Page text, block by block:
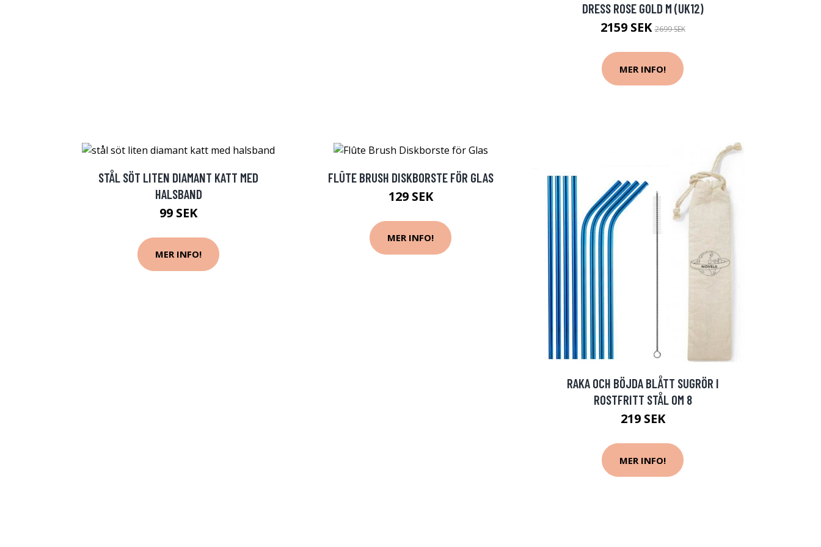
DRESS ROSE GOLD M (UK12)
2159 SEK2699 SEK
MER INFO!
STÅL SÖT LITEN DIAMANT KATT MED
HALSBAND
99 SEK
MER INFO!
FLÛTE BRUSH DISKBORSTE FÖR GLAS
129 SEK
MER INFO!
RAKA OCH BÖJDA BLÅTT SUGRÖR I
ROSTFRITT STÅL OM 8
219 SEK
MER INFO!